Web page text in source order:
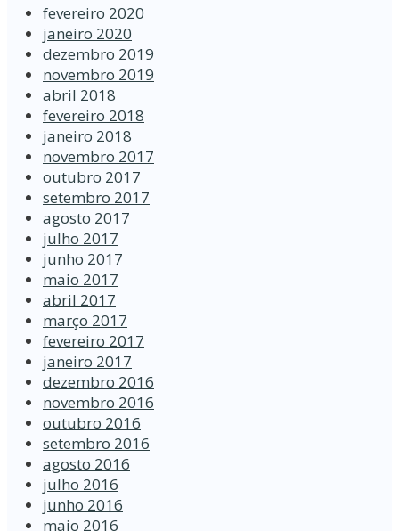
fevereiro 2020
janeiro 2020
dezembro 2019
novembro 2019
abril 2018
fevereiro 2018
janeiro 2018
novembro 2017
outubro 2017
setembro 2017
agosto 2017
julho 2017
junho 2017
maio 2017
abril 2017
março 2017
fevereiro 2017
janeiro 2017
dezembro 2016
novembro 2016
outubro 2016
setembro 2016
agosto 2016
julho 2016
junho 2016
maio 2016